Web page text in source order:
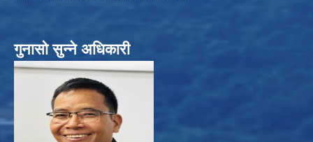
गुनासो सुन्ने अधिकारी